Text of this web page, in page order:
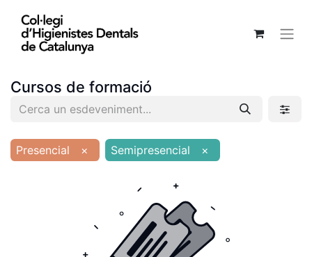
Cursos de formació
Presencial × Semipresencial ×